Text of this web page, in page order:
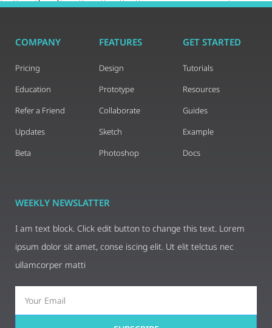
COMPANY
Pricing
Education
Refer a Friend
Updates
Beta
FEATURES
Design
Prototype
Collaborate
Sketch
Photoshop
GET STARTED
Tutorials
Resources
Guides
Example
Docs
WEEKLY NEWSLATTER
I am text block. Click edit button to change this text. Lorem
ipsum dolor sit amet, conse iscing elit. Ut elit telctus nec
ullamcorper matti